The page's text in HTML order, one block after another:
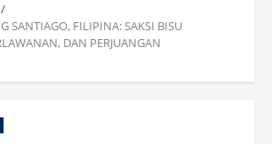
SANTIAGO, FILIPINA: SAKSI BISU
DAN PERJUANGAN